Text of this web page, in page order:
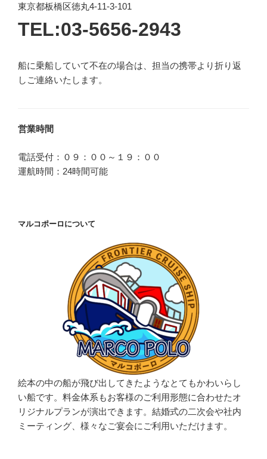
東京都板橋区徳丸4-11-3-101
TEL:03-5656-2943
船に乗船していて不在の場合は、担当の携帯より折り返
しご連絡いたします。
営業時間
電話受付：０９：００～１９：００
運航時間：24時間可能
マルコポーロについて
絵本の中の船が飛び出してきたようなとてもかわいらし
い船です。料金体系もお客様のご利用形態に合わせたオ
リジナルプランが演出できます。結婚式の二次会や社内
ミーティング、様々なご宴会にご利用いただけます。